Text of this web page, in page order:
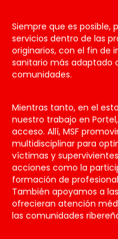
Siempre que es posible,
servicios dentro de las
originarios, con el fin de
sanitario más adaptado
comunidades.
Mientras tanto, en el
nuestro trabajo en
acceso. Allí, MSF
multidisciplinar para
víctimas y
acciones como la
formación de
También apoyamos a
ofrecieran atención
las comunidades